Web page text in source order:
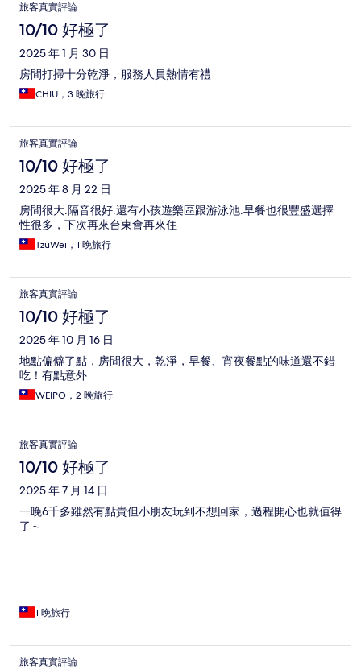
旅客真實評論
10/10 好極了
2025 年 1 月 30 日
房間打掃十分乾淨，服務人員熱情有禮
CHIU，3 晚旅行
旅客真實評論
10/10 好極了
2025 年 8 月 22 日
房間很大.隔音很好.還有小孩遊樂區跟游泳池.早餐也很豐盛選擇
性很多，下次再來台東會再來住
TzuWei，1 晚旅行
旅客真實評論
10/10 好極了
2025 年 10 月 16 日
地點偏僻了點，房間很大，乾淨，早餐、宵夜餐點的味道還不錯
吃！有點意外
WEIPO，2 晚旅行
旅客真實評論
10/10 好極了
2025 年 7 月 14 日
一晚6千多雖然有點貴但小朋友玩到不想回家，過程開心也就值得
了～
1 晚旅行
旅客真實評論